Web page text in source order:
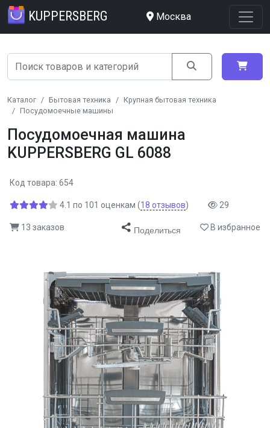
KUPPERSBERG Москва
Каталог Бытовая техника
Крупная бытовая техника
Посудомоечные машины
Посудомоечная машина
KUPPERSBERG GL 6088
Код товара: 654
4.1 по 101 оценкам (18 отзывов) 29
13 заказов Поделиться В избранное